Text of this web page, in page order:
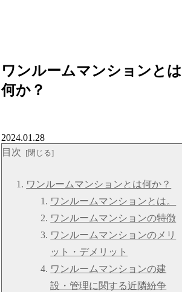
ワンルームマンションとは
何か？
2024.01.28
目次
ワンルームマンションとは何か？
ワンルームマンションとは。
ワンルームマンションの特徴
ワンルームマンションのメリ
ット・デメリット
ワンルームマンションの建
設・管理に関する近隣紛争